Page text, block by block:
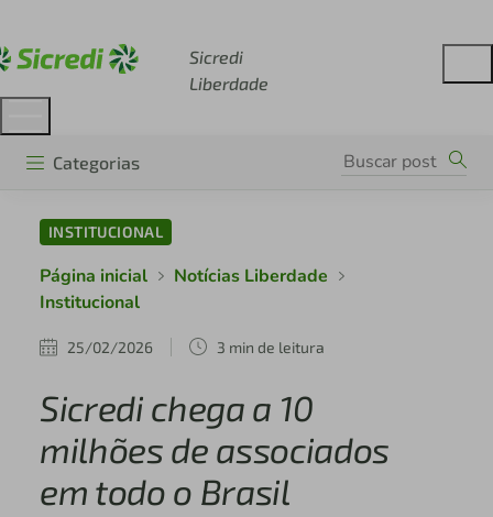
Sicredi
Liberdade
Categorias
INSTITUCIONAL
Página inicial
Notícias Liberdade
Institucional
25/02/2026 3 min de leitura
Sicredi chega a 10
milhões de associados
em todo o Brasil